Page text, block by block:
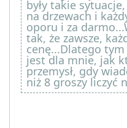
były takie
na drzewach i
oporu i za
tak, że zawsze,
cenę...Dlatego
jest dla mnie, jak
przemysł, gdy
niż 8 groszy liczyć